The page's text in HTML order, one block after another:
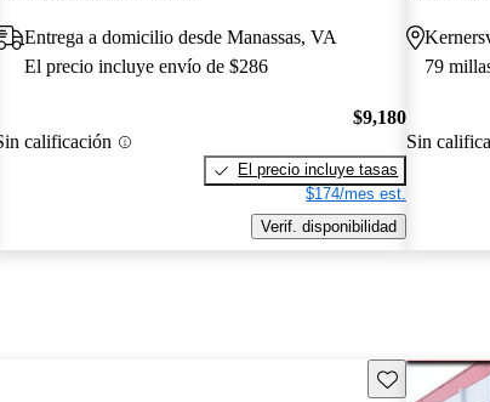
Entrega a domicilio desde Manassas, VA
El precio incluye envío de $286
calificación
$9,180
El precio incluye tasas
$174/mes est.
Verif. disponibilidad
79
Sin
este Aviso Guarda este